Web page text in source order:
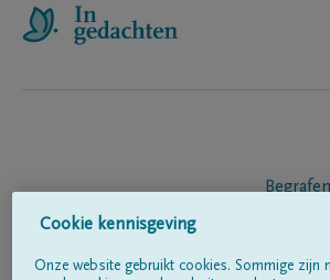
Cookie kennisgeving
Onze website gebruikt cookies. Sommige zijn